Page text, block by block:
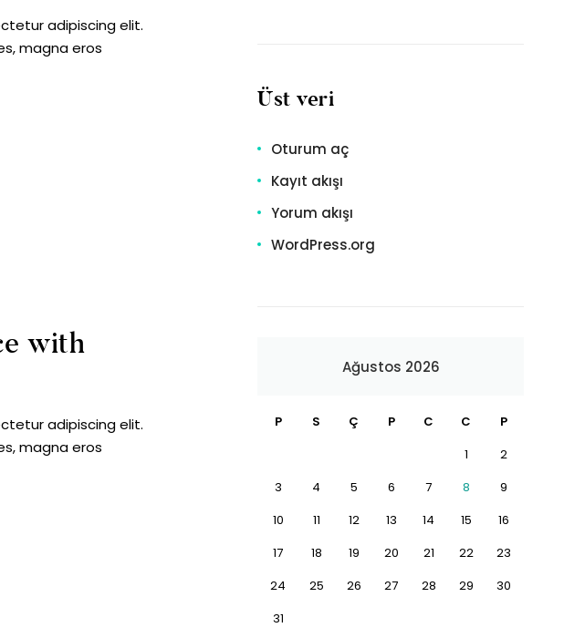
adipiscing elit.
magna eros
with
adipiscing elit.
magna eros
Üst veri
Oturum aç
Kayıt akışı
Yorum akışı
WordPress.org
Ağustos 2026
P S Ç P C C
P
1
2
3
4 5 6 7 8
9
10
11 12 13 14 15
16
17
18 19 20 21 22
23
24
25 26 27 28 29
30
31